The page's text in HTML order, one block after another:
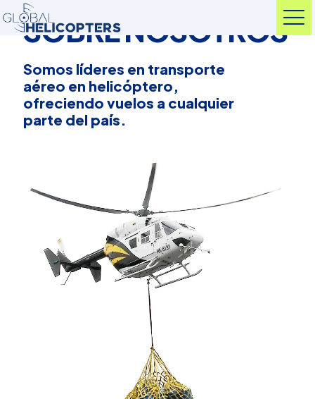
SOBRE NOSOTROS
Somos líderes en transporte
aéreo en helicóptero,
ofreciendo vuelos a cualquier
parte del país.